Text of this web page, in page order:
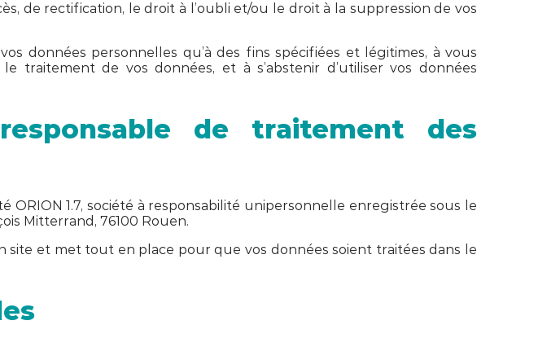
de rectification, le droit à l’oubli et/ou le droit à la suppression de vos
données personnelles qu’à des fins spécifiées et légitimes, à vous
de vos données, et à s’abstenir d’utiliser vos données
de traitement des
1.7, société à responsabilité unipersonnelle enregistrée sous le
Mitterrand, 76100 Rouen.
site et met tout en place pour que vos données soient traitées dans le